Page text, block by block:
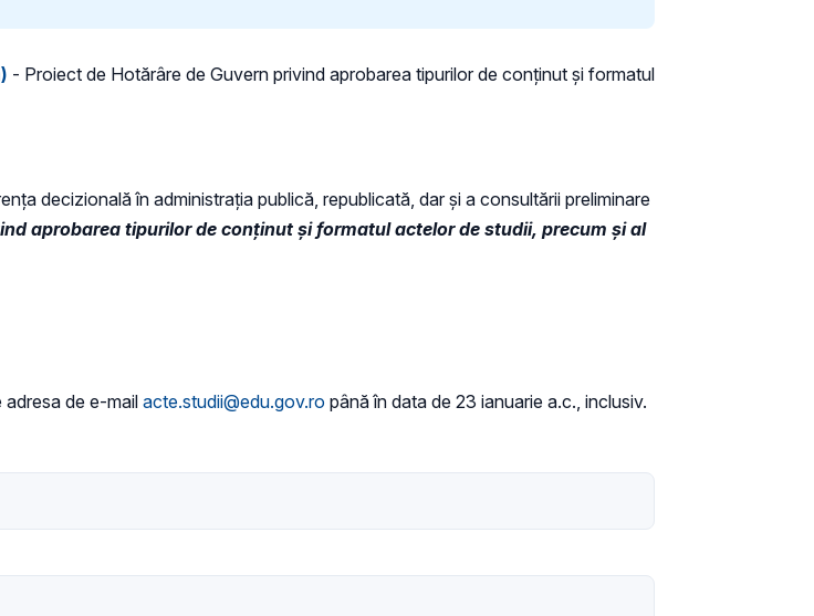
- Proiect de Hotărâre de Guvern privind aprobarea tipurilor de conținut și formatul
decizională în administraţia publică, republicată, dar și a consultării preliminare
aprobarea tipurilor de conținut și formatul actelor de studii, precum și al
adresa de e-mail acte.studii@edu.gov.ro până în data de 23 ianuarie a.c., inclusiv.